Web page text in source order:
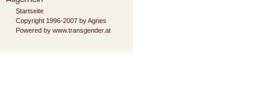
Startseite
Copyright 1996-2007 by Agnes
Powered by www.transgender.at